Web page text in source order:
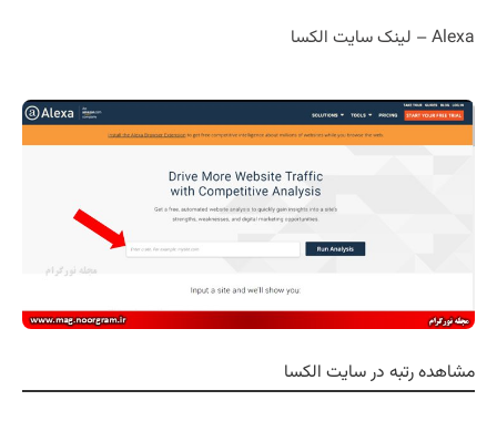
Alexa – لینک سایت الکسا
مشاهده رتبه در سایت الکسا